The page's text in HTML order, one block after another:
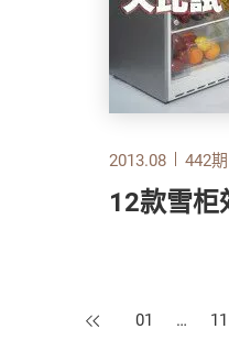
2013.08 442期
12款雪柜
上一页
01 … 11